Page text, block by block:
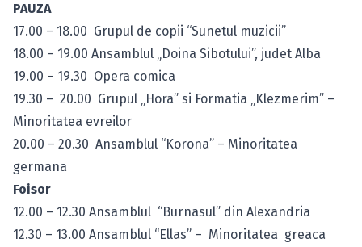
PAUZA
17.00 – 18.00 Grupul de copii “Sunetul muzicii”
18.00 – 19.00 Ansamblul „Doina Sibotului”, judet Alba
19.00 – 19.30 Opera comica
19.30 – 20.00 Grupul „Hora” si Formatia „Klezmerim” –
Minoritatea evreilor
20.00 – 20.30 Ansamblul “Korona” – Minoritatea
germana
Foisor
12.00 – 12.30 Ansamblul “Burnasul” din Alexandria
12.30 – 13.00 Ansamblul “Ellas” – Minoritatea greaca